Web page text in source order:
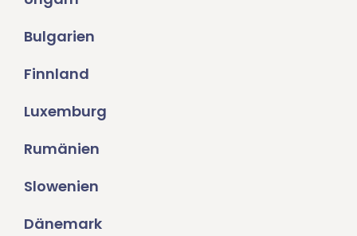
Bulgarien
Finnland
Luxemburg
Rumänien
Slowenien
Dänemark